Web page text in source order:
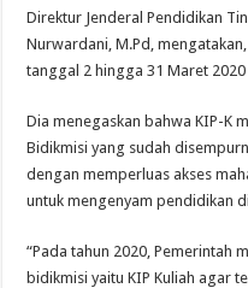
Direktur Jenderal Pendidikan
Nurwardani, M.Pd,
tanggal 2 hingga 31 Maret
Dia menegaskan bahwa KIP-K
Bidikmisi yang sudah
dengan memperluas akses
untuk mengenyam pendidikan
“Pada tahun 2020, Pemerintah
bidikmisi yaitu KIP Kuliah agar